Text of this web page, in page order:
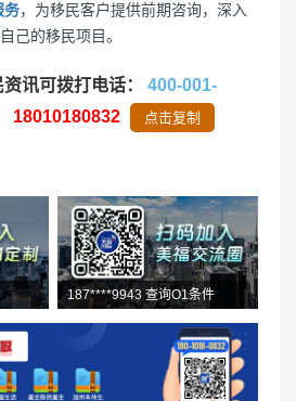
务，为移民客户提供前期咨询，深入
己的移民项目。
讯可拨打电话： 400-001-
18010180832 点击复制
187****9943 查询O1条件
138****4721 加入了交流群